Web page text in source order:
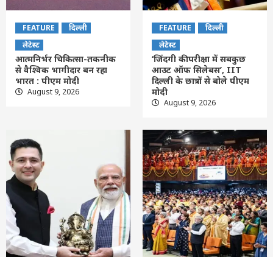
FEATURE
दिल्ली
लेटेस्ट
आत्मनिर्भर चिकित्सा-तकनीक
से वैश्विक भागीदार बन रहा
भारत : पीएम मोदी
August 9, 2026
FEATURE
दिल्ली
लेटेस्ट
‘जिंदगी की परीक्षा में सबकुछ
आउट ऑफ सिलेबस’, IIT
दिल्ली के छात्रों से बोले पीएम
मोदी
August 9, 2026